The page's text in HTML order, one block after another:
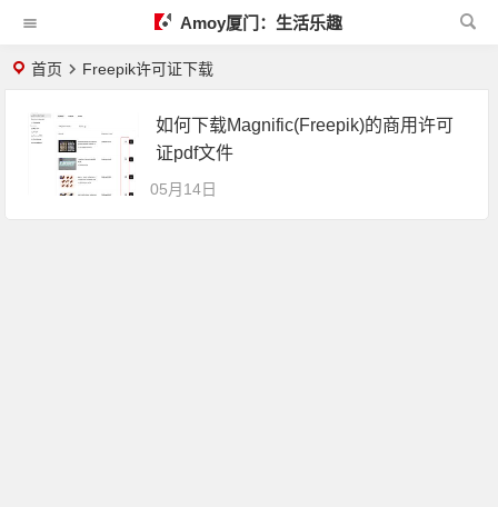
Amoy厦门：生活乐趣
首页 Freepik许可证下载
如何下载Magnific(Freepik)的商用许可
证pdf文件
05月14日